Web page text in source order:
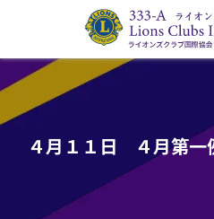
ライオンズクラブ国際協会333-A地区の活動
４月１１日 ４月第一